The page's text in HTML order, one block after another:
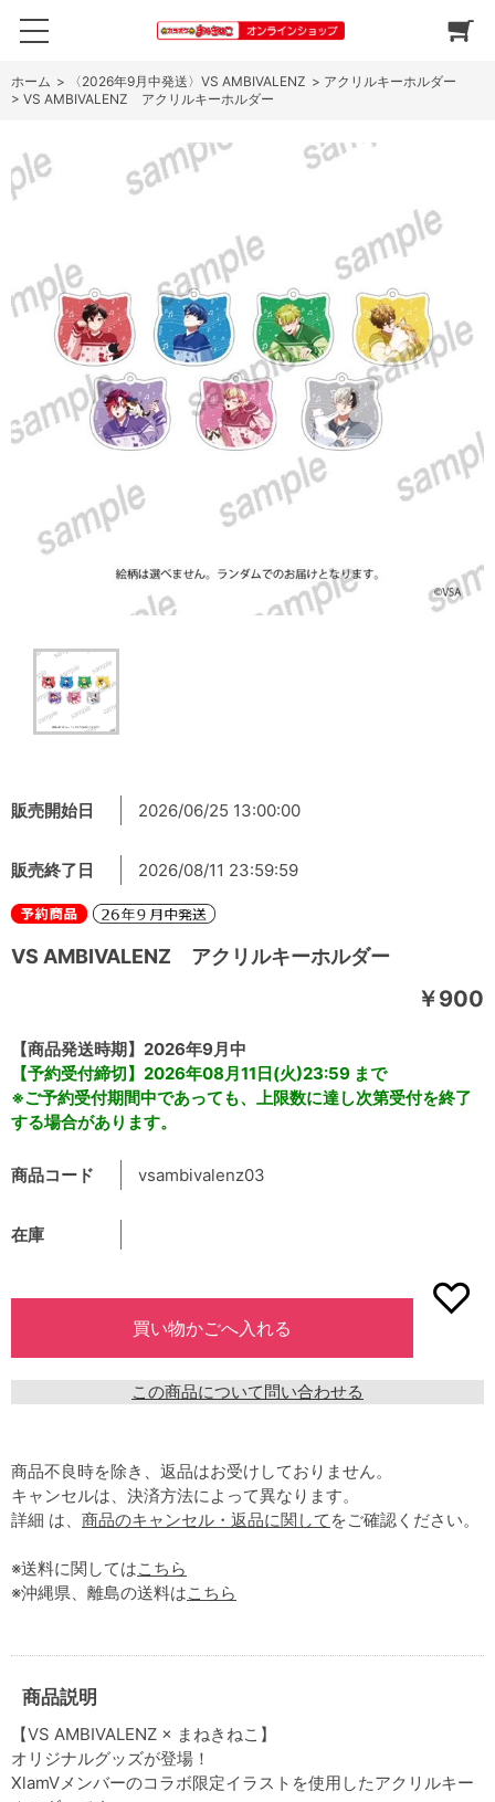
ホーム > 〈2026年9月中発送〉VS AMBIVALENZ > アクリルキーホルダー
> VS AMBIVALENZ アクリルキーホルダー
VS AMBIVALENZ アクリルキーホルダー
￥900
商品コード vsambivalenz03
販売開始日 2026/06/25 13:00:00
販売終了日 2026/08/11 23:59:59
在庫
この商品について問い合わせる
【商品発送時期】2026年9月中
【予約受付締切】2026年08月11日(火)23:59 まで
※ご予約受付期間中であっても、上限数に達し次第受付を終了
する場合があります。
商品不良時を除き、返品はお受けしておりません。
キャンセルは、決済方法によって異なります。
詳細 は、 商品のキャンセル・返品に関して をご確認ください。
※送料に関してはこちら
※沖縄県、離島の送料はこちら
商品説明
【VS AMBIVALENZ × まねきねこ】
オリジナルグッズが登場！
XlamVメンバーのコラボ限定イラストを使用したアクリルキー